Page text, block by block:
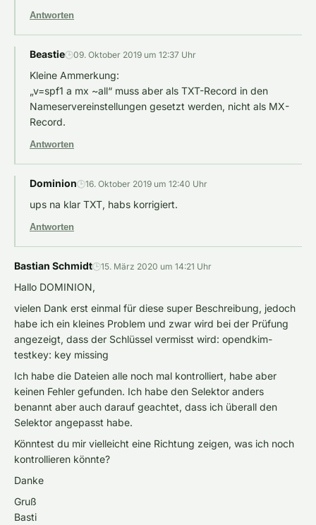
Antworten
Beastie🕒09. Oktober 2019 um 12:37 Uhr
Kleine Ammerkung:
„v=spf1 a mx ~all“ muss aber als TXT-Record in den
Nameservereinstellungen gesetzt werden, nicht als MX-
Record.
Antworten
Dominion🕒16. Oktober 2019 um 12:40 Uhr
ups na klar TXT, habs korrigiert.
Antworten
Bastian Schmidt🕒15. März 2020 um 14:21 Uhr
Hallo DOMINION,
vielen Dank erst einmal für diese super Beschreibung, jedoch
habe ich ein kleines Problem und zwar wird bei der Prüfung
angezeigt, dass der Schlüssel vermisst wird: opendkim-
testkey: key missing
Ich habe die Dateien alle noch mal kontrolliert, habe aber
keinen Fehler gefunden. Ich habe den Selektor anders
benannt aber auch darauf geachtet, dass ich überall den
Selektor angepasst habe.
Könntest du mir vielleicht eine Richtung zeigen, was ich noch
kontrollieren könnte?
Danke
Gruß
Basti